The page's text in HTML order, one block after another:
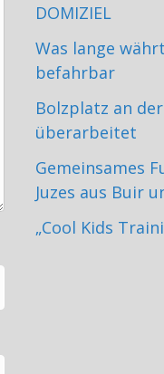
DOMIZIEL
Was lange
befahrbar
Bolzplatz an
überarbeitet
Gemeinsames
Juzes aus Buir
„Cool Kids